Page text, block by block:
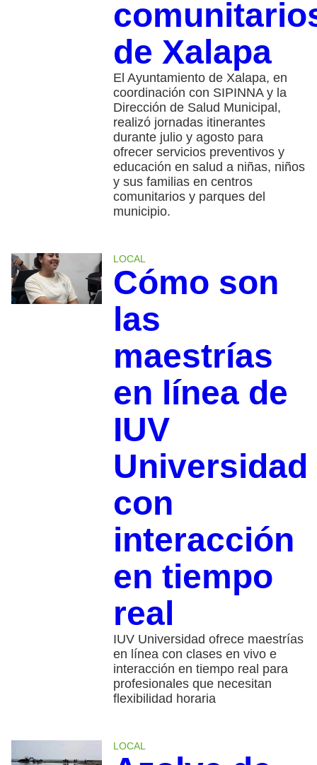
de Xalapa
El Ayuntamiento de Xalapa, en
coordinación con SIPINNA y la
Dirección de Salud Municipal,
realizó jornadas itinerantes
durante julio y agosto para
ofrecer servicios preventivos y
educación en salud a niñas, niños
y sus familias en centros
comunitarios y parques del
municipio.
LOCAL
Cómo son
las
maestrías
en línea de
IUV
Universidad
con
interacción
en tiempo
real
IUV Universidad ofrece maestrías
en línea con clases en vivo e
interacción en tiempo real para
profesionales que necesitan
flexibilidad horaria
LOCAL